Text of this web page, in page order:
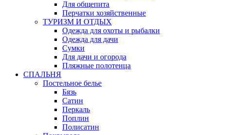
Для общепита
Перчатки хозяйственные
ТУРИЗМ И ОТДЫХ
Одежда для охоты и рыбалки
Одежда для дачи
Сумки
Для дачи и огорода
Пляжные полотенца
СПАЛЬНЯ
Постельное белье
Бязь
Сатин
Перкаль
Поплин
Полисатин